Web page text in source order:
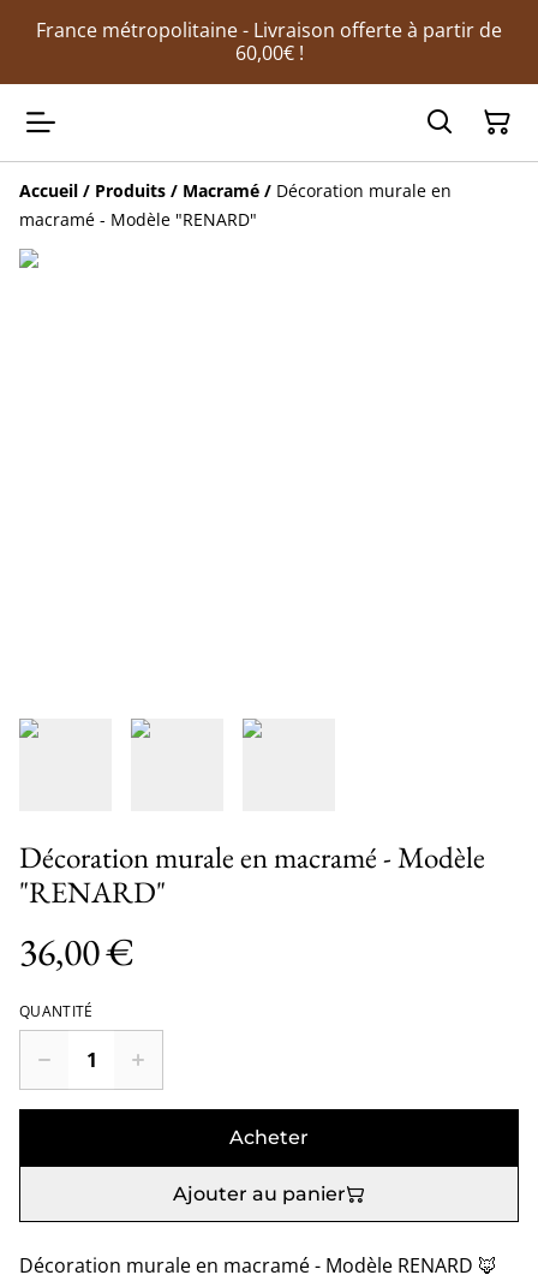
France métropolitaine - Livraison offerte à partir de
60,00€ !
Accueil / Produits / Macramé / Décoration murale en
macramé - Modèle "RENARD"
Décoration murale en macramé - Modèle
"RENARD"
36,00 €
QUANTITÉ
Acheter
Ajouter au panier
Décoration murale en macramé - Modèle RENARD 🦊